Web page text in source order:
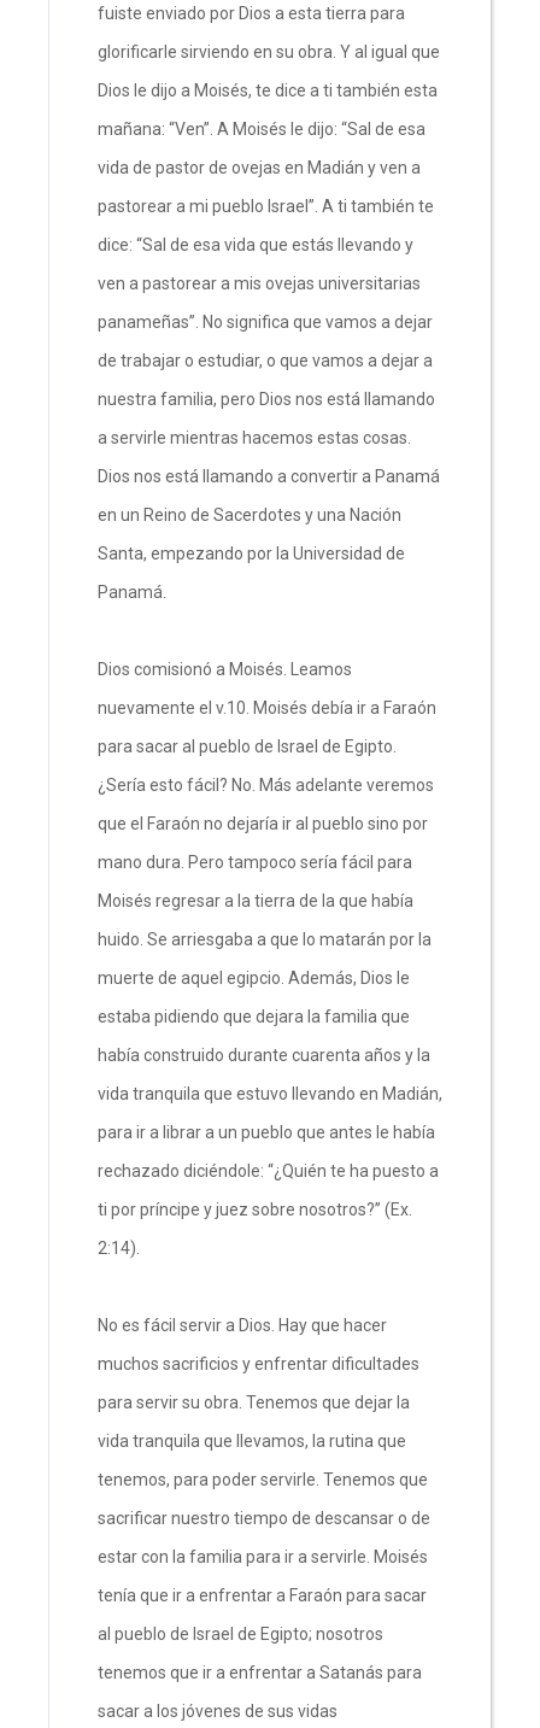
fuiste enviado por Dios a esta tierra para
glorificarle sirviendo en su obra. Y al igual que
Dios le dijo a Moisés, te dice a ti también esta
mañana: “Ven”. A Moisés le dijo: “Sal de esa
vida de pastor de ovejas en Madián y ven a
pastorear a mi pueblo Israel”. A ti también te
dice: “Sal de esa vida que estás llevando y
ven a pastorear a mis ovejas universitarias
panameñas”. No significa que vamos a dejar
de trabajar o estudiar, o que vamos a dejar a
nuestra familia, pero Dios nos está llamando
a servirle mientras hacemos estas cosas.
Dios nos está llamando a convertir a Panamá
en un Reino de Sacerdotes y una Nación
Santa, empezando por la Universidad de
Panamá.
Dios comisionó a Moisés. Leamos
nuevamente el v.10. Moisés debía ir a Faraón
para sacar al pueblo de Israel de Egipto.
¿Sería esto fácil? No. Más adelante veremos
que el Faraón no dejaría ir al pueblo sino por
mano dura. Pero tampoco sería fácil para
Moisés regresar a la tierra de la que había
huido. Se arriesgaba a que lo matarán por la
muerte de aquel egipcio. Además, Dios le
estaba pidiendo que dejara la familia que
había construido durante cuarenta años y la
vida tranquila que estuvo llevando en Madián,
para ir a librar a un pueblo que antes le había
rechazado diciéndole: “¿Quién te ha puesto a
ti por príncipe y juez sobre nosotros?” (Ex.
2:14).
No es fácil servir a Dios. Hay que hacer
muchos sacrificios y enfrentar dificultades
para servir su obra. Tenemos que dejar la
vida tranquila que llevamos, la rutina que
tenemos, para poder servirle. Tenemos que
sacrificar nuestro tiempo de descansar o de
estar con la familia para ir a servirle. Moisés
tenía que ir a enfrentar a Faraón para sacar
al pueblo de Israel de Egipto; nosotros
tenemos que ir a enfrentar a Satanás para
sacar a los jóvenes de sus vidas